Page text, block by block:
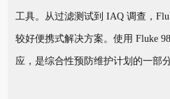
工具。从过滤测试到 IAQ 调查，
较好便携式解决方案。使用 Fluke
应，是综合性预防维护计划的一部分